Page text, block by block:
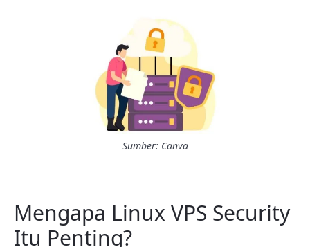
Sumber: Canva
Mengapa Linux VPS Security
Itu Penting?